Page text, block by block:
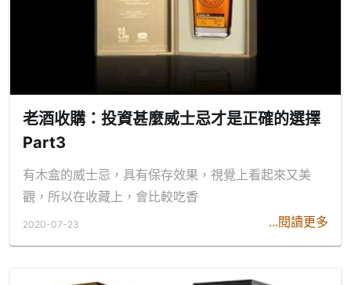
老酒收購：投資甚麼威士忌才是正確的選擇
Part3
有木盒的威士忌，具有保存效果，視覺上看起來又美
觀，所以在收藏上，會比較吃香
...閱讀更多
2020-07-23